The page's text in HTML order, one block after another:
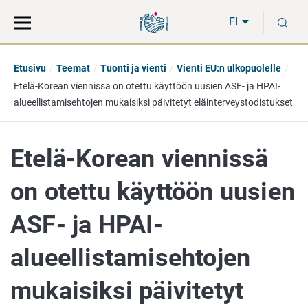
suoraan
sisältöön
koko
sivuston
FI
Etusivu Teemat Tuonti ja vienti
Vienti EU:n ulkopuolelle
Etelä-Korean viennissä on otettu käyttöön uusien ASF- ja HPAI-
alueellistamisehtojen mukaisiksi päivitetyt eläinterveystodistukset
Etelä-Korean viennissä
on otettu käyttöön uusien
ASF- ja HPAI-
alueellistamisehtojen
mukaisiksi päivitetyt